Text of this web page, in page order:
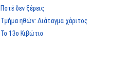
Ποτέ δεν ξέρεις
Τμήμα ηθών: Διάταγμα χάριτος
Το 13ο Κιβώτιο